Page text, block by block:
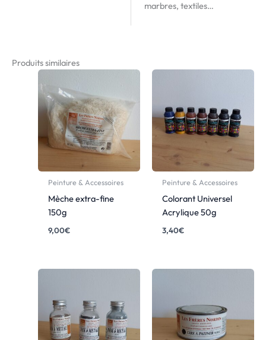
marbres, textiles…
Produits similaires
Peinture & Accessoires
Mèche extra-fine
150g
9,00€
Peinture & Accessoires
Colorant Universel
Acrylique 50g
3,40€